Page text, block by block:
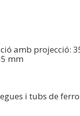
amb projecció:
mm
i tubs de